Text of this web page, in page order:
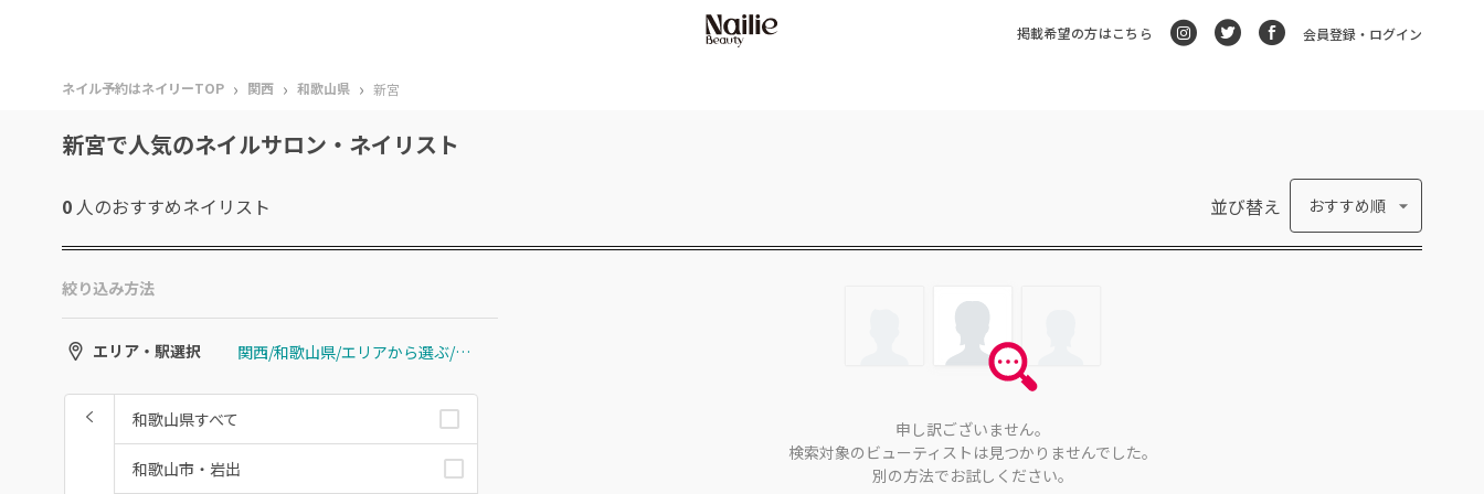
掲載希望の方はこちら 会員登録・ログイン
ネイル予約はネイリーTOP › 関西 › 和歌山県 › 新宮
新宮で人気のネイルサロン・ネイリスト
0 人のおすすめネイリスト 並び替え おすすめ順
絞り込み方法
エリア・駅選択 関西/和歌山県/エリアから選ぶ/新宮
和歌山県すべて
和歌山市・岩出
申し訳ございません。
検索対象のビューティストは見つかりませんでした。
別の方法でお試しください。